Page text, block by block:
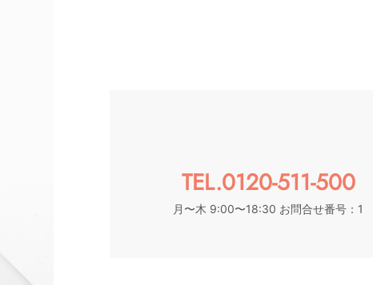
TEL.0120-511-500
月〜木 9:00〜18:30 お問合せ番号：1